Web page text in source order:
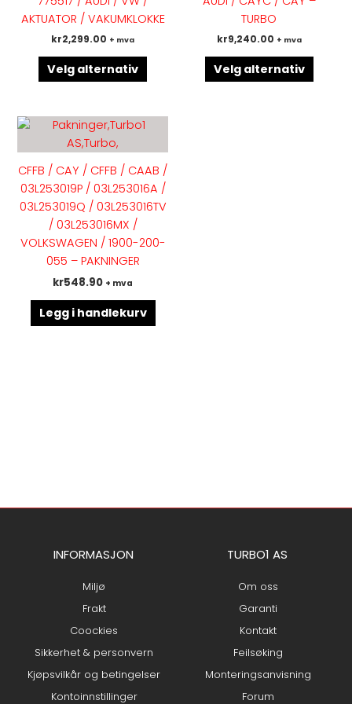
AKTUATOR / VAKUMKLOKKE
kr2,299.00 + mva
Velg alternativ
Alternativene
kan
produktsiden
TURBO
kr9,240.00 + mva
Velg alternativ
CFFB / CAY / CFFB / CAAB /
03L253019P / 03L253016A /
03L253019Q / 03L253016TV
/ 03L253016MX /
VOLKSWAGEN / 1900-200-
055 – PAKNINGER
kr548.90 + mva
Legg i handlekurv
INFORMASJON
Miljø
Frakt
Coockies
Sikkerhet & personvern
Kjøpsvilkår og betingelser
Kontoinnstillinger
TURBO1 AS
Om oss
Garanti
Kontakt
Feilsøking
Monteringsanvisning
Forum